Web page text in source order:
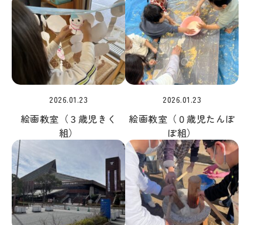
2026.01.23
絵画教室（３歳児きく
組）
2026.01.23
絵画教室（０歳児たんぽ
ぽ組）